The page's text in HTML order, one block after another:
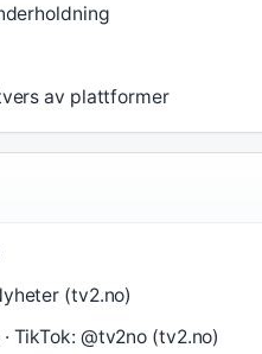
av plattformer
(tv2.no)
TikTok: @tv2no (tv2.no)